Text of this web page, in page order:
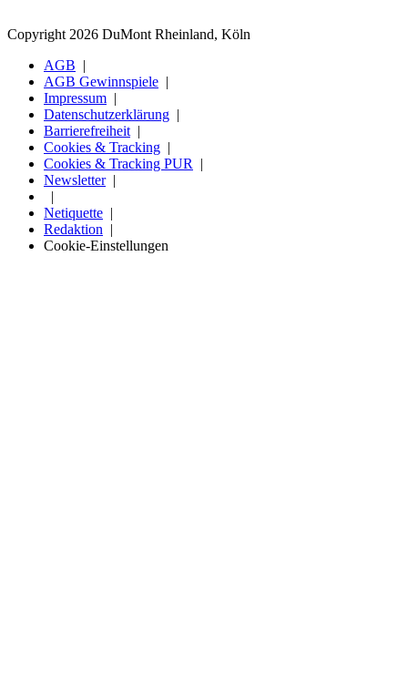
Copyright 2026 DuMont Rheinland, Köln
AGB
AGB Gewinnspiele
Impressum
Datenschutzerklärung
Barrierefreiheit
Cookies & Tracking
Cookies & Tracking PUR
Newsletter
Netiquette
Redaktion
Cookie-Einstellungen